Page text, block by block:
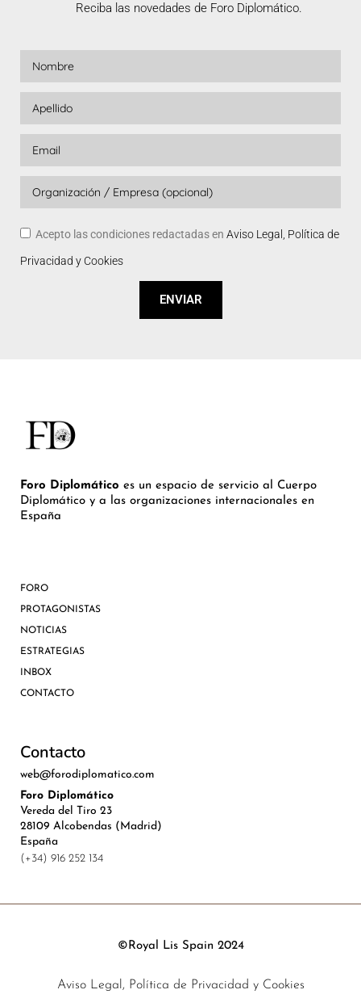
Reciba las novedades de Foro Diplomático.
Acepto las condiciones redactadas en Aviso Legal, Política de
Privacidad y Cookies
ENVIAR
Foro Diplomático es un espacio de servicio al Cuerpo
Diplomático y a las organizaciones internacionales en
España
FORO
PROTAGONISTAS
NOTICIAS
ESTRATEGIAS
INBOX
CONTACTO
Contacto
web@forodiplomatico.com
Foro Diplomático
Vereda del Tiro 23
28109 Alcobendas (Madrid)
España
(+34) 916 252 134
©Royal Lis Spain 2024
Aviso Legal, Política de Privacidad y Cookies